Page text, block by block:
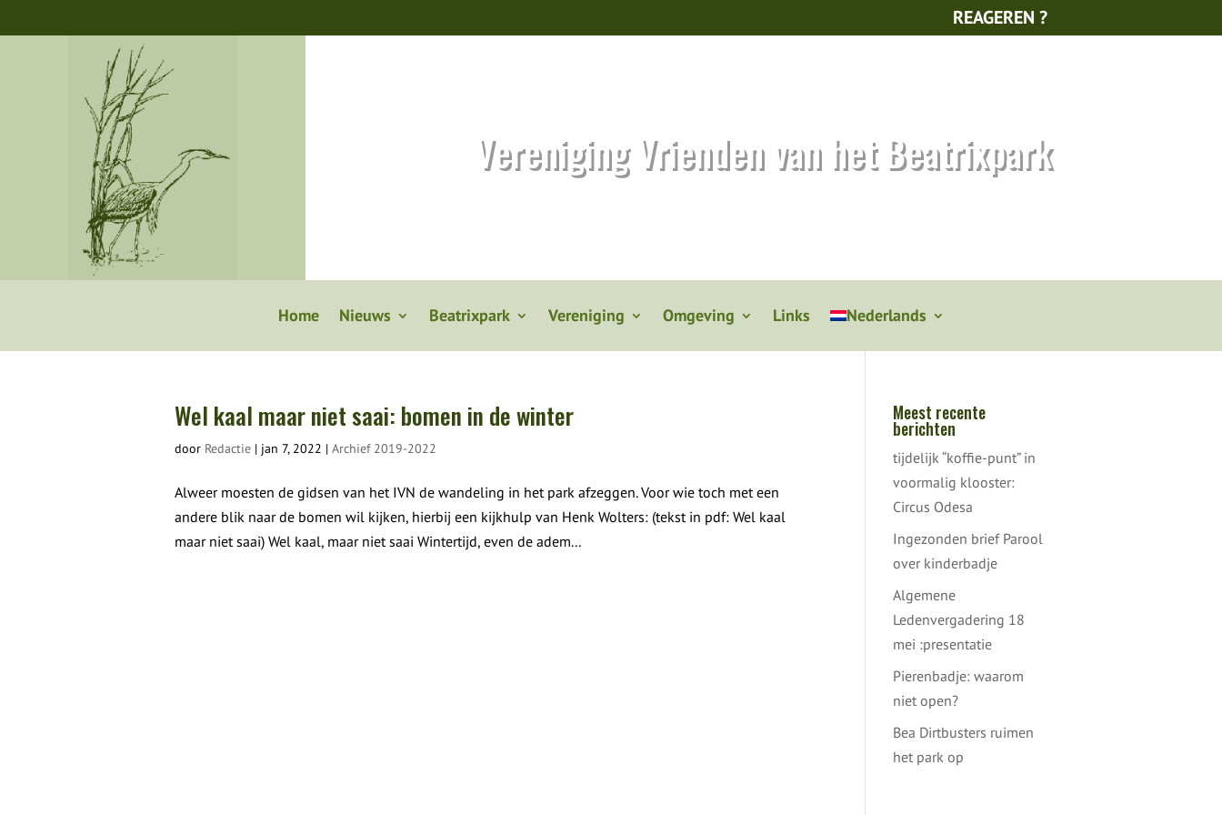
REAGEREN ?
Vereniging Vrienden van het Beatrixpark
Home Nieuws Beatrixpark Vereniging Omgeving Links Nederlands
Wel kaal maar niet saai: bomen in de winter
door Redactie | jan 7, 2022 | Archief 2019-2022
Alweer moesten de gidsen van het IVN de wandeling in het park afzeggen. Voor wie toch met een
andere blik naar de bomen wil kijken, hierbij een kijkhulp van Henk Wolters: (tekst in pdf: Wel kaal
maar niet saai) Wel kaal, maar niet saai Wintertijd, even de adem...
Meest recente
berichten
tijdelijk “koffie-punt” in
voormalig klooster:
Circus Odesa
Ingezonden brief Parool
over kinderbadje
Algemene
Ledenvergadering 18
mei :presentatie
Pierenbadje: waarom
niet open?
Bea Dirtbusters ruimen
het park op